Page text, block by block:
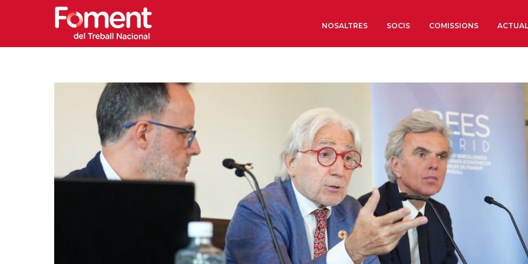
NOSALTRES
Òrgans Consultius
Estructura Executiva
Institut d’Estudis
Societat Barcelonesa
Econòmics i Socials
Organitzacions
Organitzacions
Coneix més
SOCIS COMISSIONS